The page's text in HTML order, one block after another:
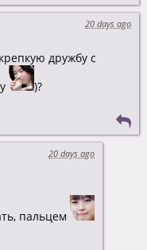
20 days ago
дружбу с
)?
20 days ago
пальцем